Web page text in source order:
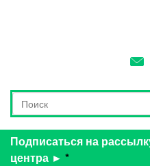
Форма поиска
Подписаться на
центра ► *